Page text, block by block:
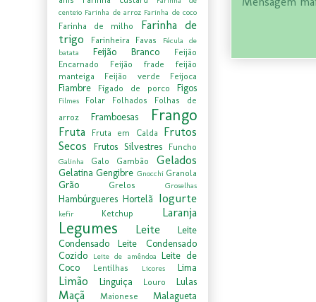
centeio Farinha de arroz Farinha de coco
Farinha de milho
Farinha de
trigo
Farinheira Favas
Fécula de
batata
Feijão Branco
Feijão
Encarnado
Feijão frade
feijão
manteiga
Feijão verde Feijoca
Fiambre Fígado de porco Figos
Filmes Folar Folhados
Folhas de
arroz
Framboesas Frango
Fruta Fruta em Calda
Frutos
Secos
Frutos Silvestres Funcho
Galinha Galo Gambão Gelados
Gelatina Gengibre Gnocchi Granola
Grão Grelos Groselhas
Hambúrgueres Hortelã Iogurte
kefir Ketchup Laranja
Legumes Leite
Leite
Condensado
Leite Condensado
Cozido
Leite de amêndoa Leite de
Coco
Lentilhas Licores Lima
Limão Linguiça Louro Lulas
Maçã Maionese Malagueta